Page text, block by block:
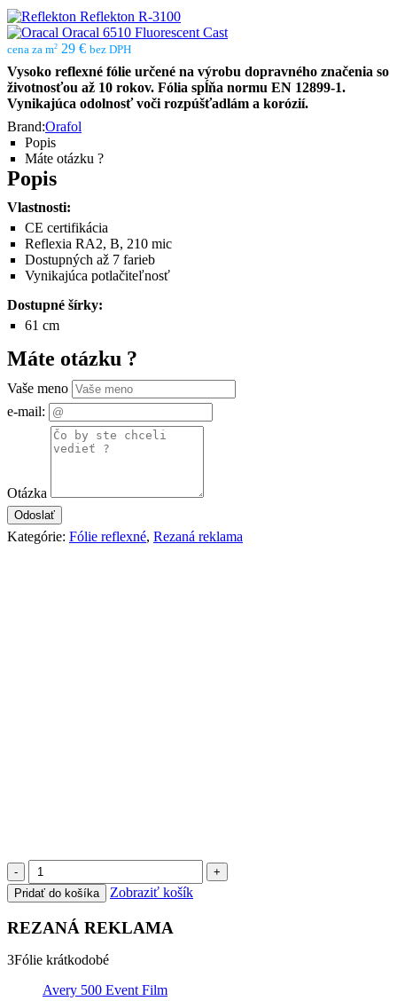
Reflekton R-3100
Oracal 6510 Fluorescent Cast
cena za m2 29 € bez DPH
Vysoko reflexné fólie určené na výrobu dopravného značenia so
životnosťou až 10 rokov. Fólia spĺňa normu EN 12899-1.
Vynikajúca odolnosť voči rozpúšťadlám a korózií.
Brand:Orafol
Popis
Máte otázku ?
Popis
Vlastnosti:
CE certifikácia
Reflexia RA2, B, 210 mic
Dostupných až 7 farieb
Vynikajúca potlačiteľnosť
Dostupné šírky:
61 cm
Máte otázku ?
Vaše meno
e-mail:
Otázka
Kategórie: Fólie reflexné, Rezaná reklama
-
+
Pridať do košíka
Zobraziť košík
REZANÁ REKLAMA
3Fólie krátkodobé
Avery 500 Event Film